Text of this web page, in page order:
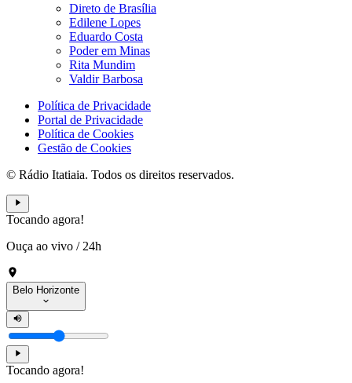
Direto de Brasília
Edilene Lopes
Eduardo Costa
Poder em Minas
Rita Mundim
Valdir Barbosa
Política de Privacidade
Portal de Privacidade
Política de Cookies
Gestão de Cookies
© Rádio Itatiaia. Todos os direitos reservados.
Tocando agora!
Ouça ao vivo / 24h
Belo Horizonte
Tocando agora!